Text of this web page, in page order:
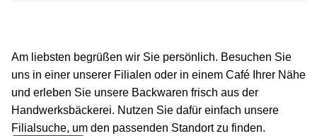
Am liebsten begrüßen wir Sie persönlich. Besuchen Sie
uns in einer unserer Filialen oder in einem Café Ihrer Nähe
und erleben Sie unsere Backwaren frisch aus der
Handwerksbäckerei. Nutzen Sie dafür einfach unsere
Filialsuche, um den passenden Standort zu finden.